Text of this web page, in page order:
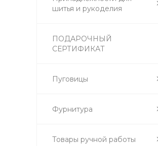
шитья и рукоделия
ПОДАРОЧНЫЙ
СЕРТИФИКАТ
Пуговицы
Фурнитура
Товары ручной работы